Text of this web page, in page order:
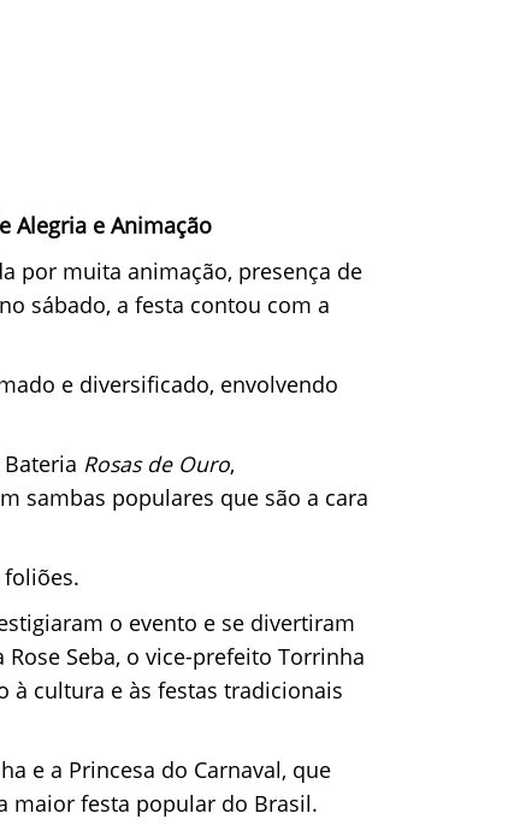
Alegria e Animação
por muita animação, presença de
sábado, a festa contou com a
e diversificado, envolvendo
Rosas de Ouro,
sambas populares que são a cara
foliões.
o evento e se divertiram
Seba, o vice-prefeito Torrinha
à cultura e às festas tradicionais
e a Princesa do Carnaval, que
maior festa popular do Brasil.